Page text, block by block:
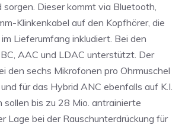
sorgen. Dieser kommt via Bluetooth,
Klinkenkabel auf den Kopfhörer, die
Lieferumfang inkludiert. Bei den
AAC und LDAC unterstützt. Der
den sechs Mikrofonen pro Ohrmuschel
für das Hybrid ANC ebenfalls auf K.I.
sollen bis zu 28 Mio. antrainierte
Lage bei der Rauschunterdrückung für